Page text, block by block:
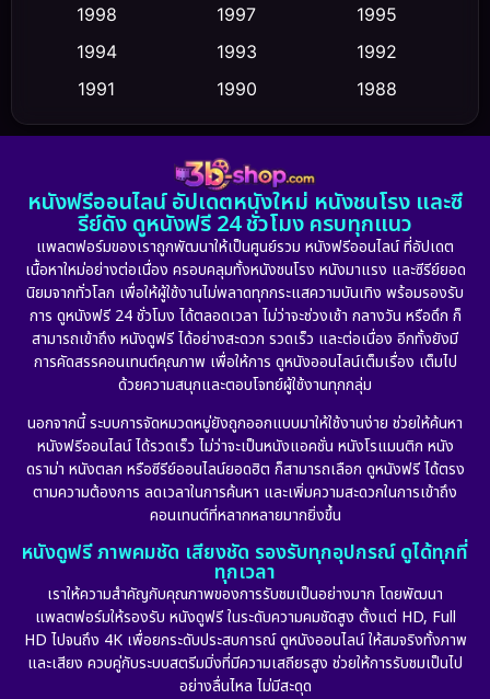
Culture (23)
Dance เต้น
Detective สืบสวน (5)
Detective สืบสวน (56)
Disaster (10)
Disney+ (24)
Drama ดราม่า (898)
Dystopian (17)
Emotional (101)
Epic มหากาพย์ (17)
Erotic (10)
1998
1997
1995
1994
1993
1992
1991
1990
1988
1986
1985
1983
1981
1974
1971 1962
หนังฟรีออนไลน์ อัปเดตหนังใหม่ หนังชนโรง และซี
รีย์ดัง ดูหนังฟรี 24 ชั่วโมง ครบทุกแนว
แพลตฟอร์มของเราถูกพัฒนาให้เป็นศูนย์รวม หนังฟรีออนไลน์ ที่อัปเดต
เนื้อหาใหม่อย่างต่อเนื่อง ครอบคลุมทั้งหนังชนโรง หนังมาแรง และซีรีย์ยอด
นิยมจากทั่วโลก เพื่อให้ผู้ใช้งานไม่พลาดทุกกระแสความบันเทิง พร้อมรองรับ
การ ดูหนังฟรี 24 ชั่วโมง ได้ตลอดเวลา ไม่ว่าจะช่วงเช้า กลางวัน หรือดึก ก็
สามารถเข้าถึง หนังดูฟรี ได้อย่างสะดวก รวดเร็ว และต่อเนื่อง อีกทั้งยังมี
การคัดสรรคอนเทนต์คุณภาพ เพื่อให้การ ดูหนังออนไลน์เต็มเรื่อง เต็มไป
ด้วยความสนุกและตอบโจทย์ผู้ใช้งานทุกกลุ่ม
นอกจากนี้ ระบบการจัดหมวดหมู่ยังถูกออกแบบมาให้ใช้งานง่าย ช่วยให้ค้นหา
หนังฟรีออนไลน์ ได้รวดเร็ว ไม่ว่าจะเป็นหนังแอคชั่น หนังโรแมนติก หนัง
ดราม่า หนังตลก หรือซีรีย์ออนไลน์ยอดฮิต ก็สามารถเลือก ดูหนังฟรี ได้ตรง
ตามความต้องการ ลดเวลาในการค้นหา และเพิ่มความสะดวกในการเข้าถึง
คอนเทนต์ที่หลากหลายมากยิ่งขึ้น
หนังดูฟรี ภาพคมชัด เสียงชัด รองรับทุกอุปกรณ์ ดูได้ทุกที่
ทุกเวลา
เราให้ความสำคัญกับคุณภาพของการรับชมเป็นอย่างมาก โดยพัฒนา
แพลตฟอร์มให้รองรับ หนังดูฟรี ในระดับความคมชัดสูง ตั้งแต่ HD, Full
HD ไปจนถึง 4K เพื่อยกระดับประสบการณ์ ดูหนังออนไลน์ ให้สมจริงทั้งภาพ
และเสียง ควบคู่กับระบบสตรีมมิ่งที่มีความเสถียรสูง ช่วยให้การรับชมเป็นไป
อย่างลื่นไหล ไม่มีสะดุด